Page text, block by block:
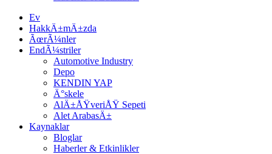
Ev
HakkÄ±mÄ±zda
ÃœrÃ¼nler
EndÃ¼striler
Automotive Industry
Depo
KENDIN YAP
Ä°skele
AlÄ±ÅŸveriÅŸ Sepeti
Alet ArabasÄ±
Kaynaklar
Bloglar
Haberler & Etkinlikler